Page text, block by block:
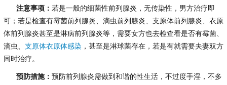
注意事项： 若是一般的细菌性前列腺炎，无传染性，男方治疗即
可；若是检查有霉菌前列腺炎、滴虫前列腺炎、支原体前列腺炎、衣原
体前列腺炎甚至是淋病前列腺炎等，需要女方也去检查看是否有霉菌、
滴虫、 支原体衣原体感染 ，甚至是淋球菌存在，若是有就需要夫妻双方
同时治疗。
预防措施： 预防前列腺炎需做到和谐的性生活，不过度手淫，不多